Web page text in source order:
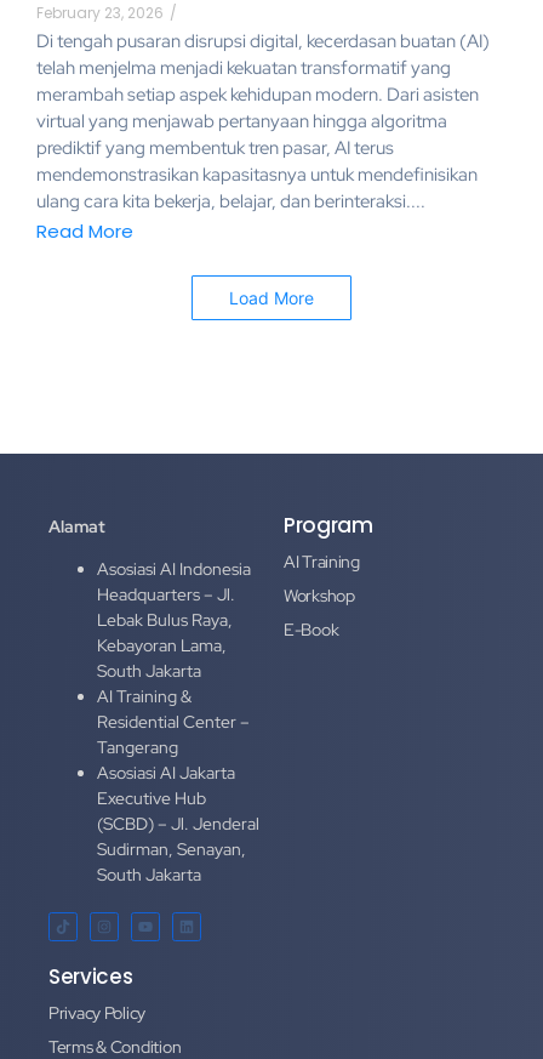
February 23, 2026 /
Di tengah pusaran disrupsi digital, kecerdasan buatan (AI)
telah menjelma menjadi kekuatan transformatif yang
merambah setiap aspek kehidupan modern. Dari asisten
virtual yang menjawab pertanyaan hingga algoritma
prediktif yang membentuk tren pasar, AI terus
mendemonstrasikan kapasitasnya untuk mendefinisikan
ulang cara kita bekerja, belajar, dan berinteraksi....
Read More
Load More
Alamat
Asosiasi AI Indonesia
Headquarters – Jl.
Lebak Bulus Raya,
Kebayoran Lama,
South Jakarta
AI Training &
Residential Center –
Tangerang
Asosiasi AI Jakarta
Executive Hub
(SCBD) – Jl. Jenderal
Sudirman, Senayan,
South Jakarta
Program
AI Training
Workshop
E-Book
Services
Privacy Policy
Terms & Condition